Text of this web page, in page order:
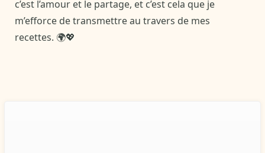
c’est l’amour et le partage, et c’est cela que je
m’efforce de transmettre au travers de mes
recettes. 🌍💖